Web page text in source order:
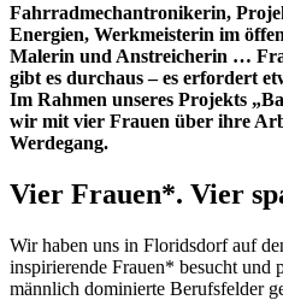
Fahrradmechantronikerin,
Energien, Werkmeisterin im
Malerin und Anstreicherin …
gibt es durchaus – es erfordert
Im Rahmen unseres Projekts
wir mit vier Frauen über ihre
Werdegang.
Vier Frauen*. Vier
Wir haben uns in Floridsdorf auf
inspirierende Frauen* besucht und
männlich dominierte Berufsfelder